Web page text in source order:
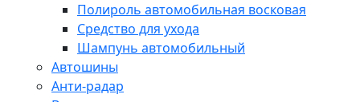
Полироль автомобильная восковая
Средство для ухода
Шампунь автомобильный
Автошины
Анти-радар